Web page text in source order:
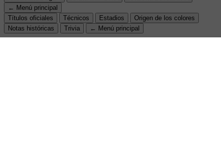
← Menú principal
Títulos oficiales
Técnicos Estadios
Origen de los colores
Notas históricas
Trivia ← Menú principal